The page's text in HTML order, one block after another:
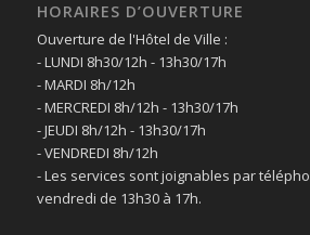
HORAIRES D’OUVERTURE
Ouverture de l'Hôtel de Ville :
- LUNDI 8h30/12h - 13h30/17h
- MARDI 8h/12h
- MERCREDI 8h/12h - 13h30/17h
- JEUDI 8h/12h - 13h30/17h
- VENDREDI 8h/12h
- Les services sont joignables par
vendredi de 13h30 à 17h.